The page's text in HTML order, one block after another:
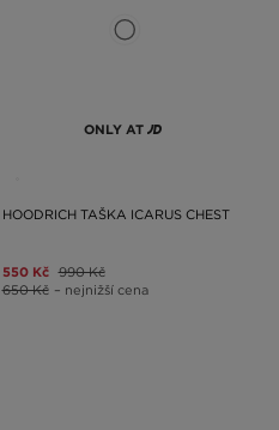
ONLY AT
HOODRICH TAŠKA ICARUS CHEST
550 Kč 990 Kč
650 Kč – nejnižší cena